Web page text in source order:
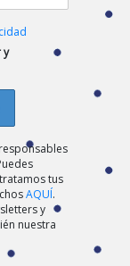
y
tus
AQUÍ.
y
nuestra